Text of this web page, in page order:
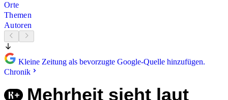
Orte
Themen
Autoren
Kleine Zeitung als bevorzugte Google-Quelle hinzufügen.
Chronik
Mehrheit sieht laut